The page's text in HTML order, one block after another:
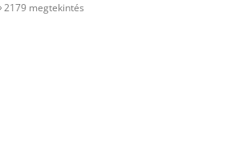
2179 megtekintés